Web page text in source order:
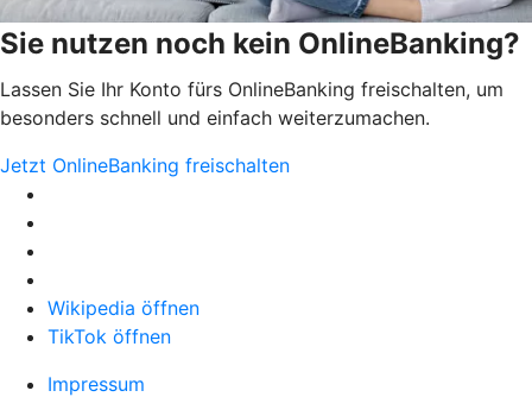
Sie nutzen noch kein OnlineBanking?
Lassen Sie Ihr Konto fürs OnlineBanking freischalten, um
besonders schnell und einfach weiterzumachen.
Jetzt OnlineBanking freischalten
Wikipedia öffnen
TikTok öffnen
Impressum